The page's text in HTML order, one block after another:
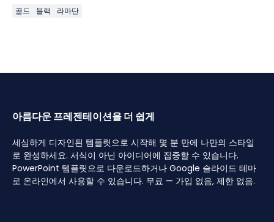
골드 블랙 라마단
아름다운 프레젠테이션을 더 쉽게
세심하게 디자인된 템플릿으로 시작해 몇 분 만에 나만의 스타일
로 완성하세요. 서식이 아닌 아이디어에 집중할 수 있습니다.
PowerPoint 템플릿으로 다운로드하거나 Google 슬라이드 테마
로 온라인에서 사용할 수 있습니다. 무료 — 가입 없음, 제한 없음.